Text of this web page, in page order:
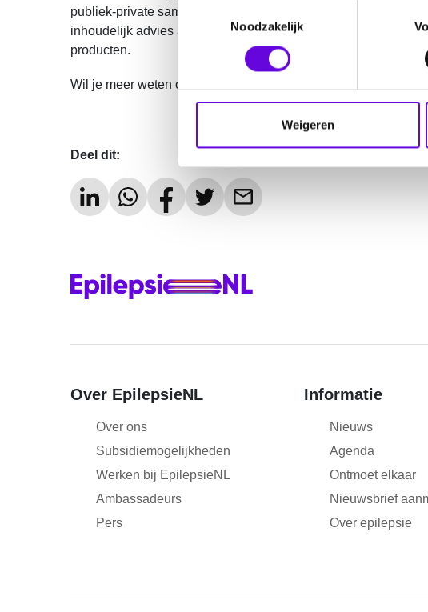
T
t
i
n
l
e
Noodzakelijk
Weigeren
publiek-private samenwerkingen, met als voorbeeld het
inhoudelijk advies aan verschillende start-ups en MKB-
producten.
Wil je meer weten over Laura?
Deel dit:
Over EpilepsieNL
Over ons
Subsidiemogelijkheden
Werken bij EpilepsieNL
Ambassadeurs
Pers
Informatie
Nieuws
Agenda
Ontmoet elkaar
Nieuwsbrief
Over epilepsie